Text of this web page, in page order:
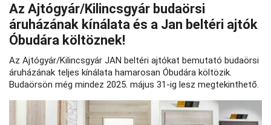
Az Ajtógyár/Kilincsgyár budaörsi
áruházának kínálata és a Jan beltéri ajtók
Óbudára költöznek!
Az Ajtógyár/Kilincsgyár JAN beltéri ajtókat bemutató budaörsi
áruházának teljes kínálata hamarosan Óbudára költözik.
Budaörsön még mindez 2025. május 31-ig lesz megtekinthető.